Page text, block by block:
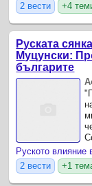
2 вести
+4
Руската
Муцунски:
българите
2 вести
+1